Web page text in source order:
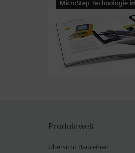
Produktwelt
Übersicht Baureihen